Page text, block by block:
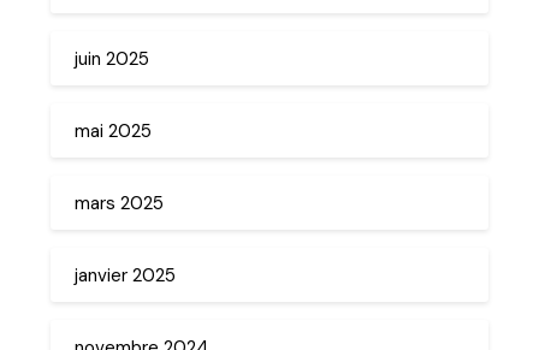
juin 2025
mai 2025
mars 2025
janvier 2025